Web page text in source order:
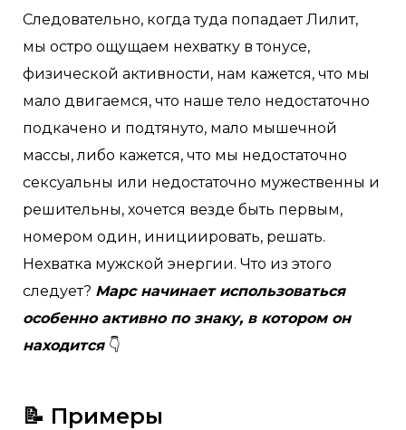
Следовательно, когда туда попадает Лилит,
мы остро ощущаем нехватку в тонусе,
физической активности, нам кажется, что мы
мало двигаемся, что наше тело недостаточно
подкачено и подтянуто, мало мышечной
массы, либо кажется, что мы недостаточно
сексуальны или недостаточно мужественны и
решительны, хочется везде быть первым,
номером один, инициировать, решать.
Нехватка мужской энергии. Что из этого
следует? Марс начинает использоваться
особенно активно по знаку, в котором он
находится 👇
📝 Примеры